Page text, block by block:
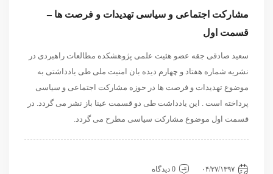
مشارکت اجتماعی و سیاسی تهدیدات و فرصت ها –
قسمت اول
سعید صادقی جقه عضو هئیت علمی پژوهشکده مطالعات راهبردی در
نشریه شماره هفتاد و چهارم دیده بان امنیت ملی طی یادداشتی به
موضوع تهدیدات و فرصت ها در حوزه مشارکت اجتماعی و سیاسی
پرداخته است . این یادداشت طی دو قسمت عینا باز نشر می گردد. در
قسمت اول موضوع مشارکت سیاسی مطرح می گردد.
۰۴/۲۷/۱۳۹۷
0 دیدگاه